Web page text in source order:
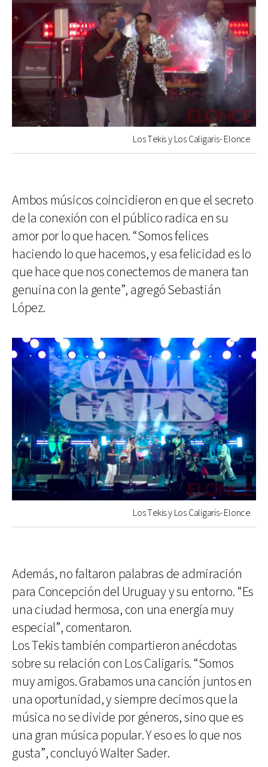
Los Tekis y Los Caligaris- Elonce
Ambos músicos coincidieron en que el secreto
de la conexión con el público radica en su
amor por lo que hacen. “Somos felices
haciendo lo que hacemos, y esa felicidad es lo
que hace que nos conectemos de manera tan
genuina con la gente”, agregó Sebastián
López.
Los Tekis y Los Caligaris- Elonce
Además, no faltaron palabras de admiración
para Concepción del Uruguay y su entorno. “Es
una ciudad hermosa, con una energía muy
especial”, comentaron.
Los Tekis también compartieron anécdotas
sobre su relación con Los Caligaris. “Somos
muy amigos. Grabamos una canción juntos en
una oportunidad, y siempre decimos que la
música no se divide por géneros, sino que es
una gran música popular. Y eso es lo que nos
gusta”, concluyó Walter Sader.